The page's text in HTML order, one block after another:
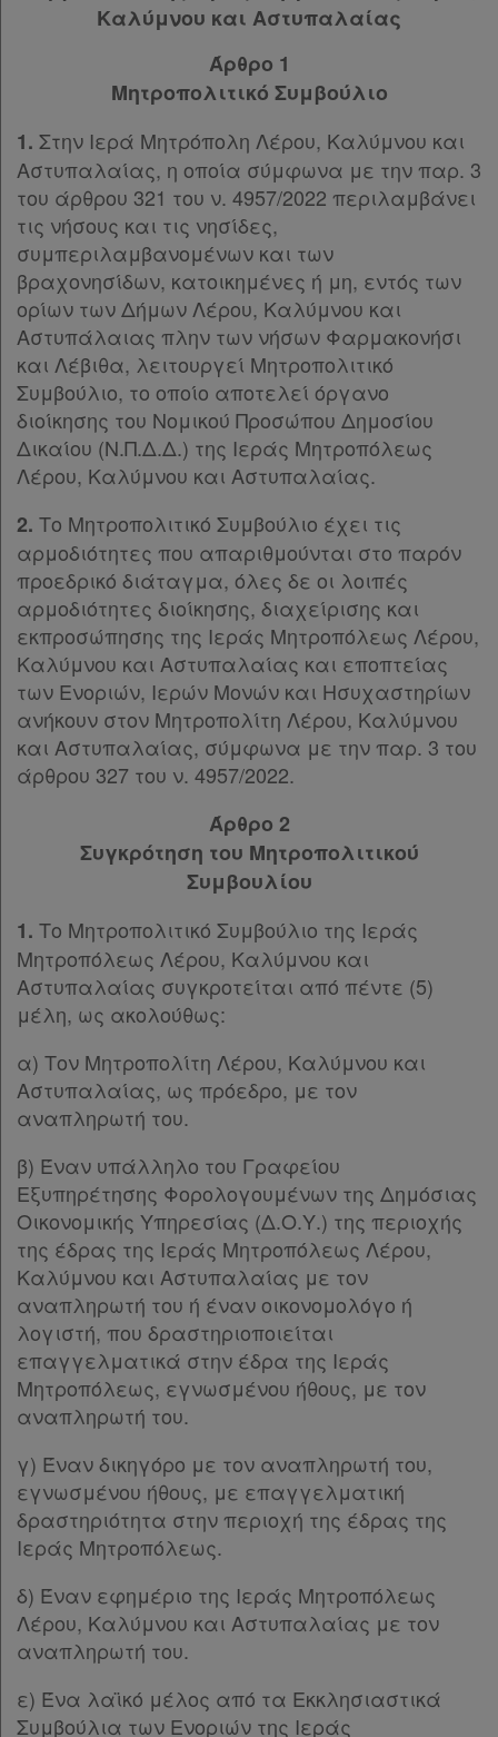
Όροι
Πολιτική
απορρήτου
και
cookies
Απόκτηση
Συνδρομής
Ατομική
συνδρομή
Ομαδικά
πακέτα
Παροχές
σε
συνδρομητές
Ενεργοί
συνδρομητές
αγαπημένα
μου
Οι
σημειώσεις
μου
Ψάχνω
και
δε
βρίσκω
Παρ.9
Παρ.1
Παρ.2
Παρ.3
Άρθρο 14
Άρθρο 15
[-]
Παρ.1
Παρ.2
Παρ.3
Άρθρο 16
[-]
Παρ.1
Παρ.2
Παρ.3
Παρ.4
Παρ.5
Άρθρο 17 [-]
Παρ.1
Παρ.2
Άρθρο 18 [-]
Παρ.1
Παρ.2
Άρθρο 19
[-]
Παρ.1
Παρ.2
Παρ.3
Παρ.4
Άρθρο 20 [-]
Παρ.3
Παρ.4
Παρ.5
Άρθρο 21 [-]
Παρ.2
Άρθρο 22 [-]
Παρ.1
Παρ.2
Παρ.3
Άρθρο 23 [-]
Παρ.1
Παρ.2
Παρ.3
Παρ.4
Παρ.5
Παρ.6
Παρ.7
Παρ.8
Παρ.9
Άρθρο 24 [-]
Παρ.1
Παρ.2
Παρ.4
Παρ.5
Παρ.6
Παρ.7
Παρ.8
Καλύμνου και Αστυπαλαίας
Άρθρο 1
Μητροπολιτικό Συμβούλιο
1. Στην Ιερά Μητρόπολη Λέρου, Καλύμνου και
Αστυπαλαίας, η οποία σύμφωνα με την παρ. 3
του άρθρου 321 του ν. 4957/2022 περιλαμβάνει
τις νήσους και τις νησίδες,
συμπεριλαμβανομένων και των
βραχονησίδων, κατοικημένες ή μη, εντός των
ορίων των Δήμων Λέρου, Καλύμνου και
Αστυπάλαιας πλην των νήσων Φαρμακονήσι
και Λέβιθα, λειτουργεί Μητροπολιτικό
Συμβούλιο, το οποίο αποτελεί όργανο
διοίκησης του Νομικού Προσώπου Δημοσίου
Δικαίου (Ν.Π.Δ.Δ.) της Ιεράς Μητροπόλεως
Λέρου, Καλύμνου και Αστυπαλαίας.
2. Το Μητροπολιτικό Συμβούλιο έχει τις
αρμοδιότητες που απαριθμούνται στο παρόν
προεδρικό διάταγμα, όλες δε οι λοιπές
αρμοδιότητες διοίκησης, διαχείρισης και
εκπροσώπησης της Ιεράς Μητροπόλεως Λέρου,
Καλύμνου και Αστυπαλαίας και εποπτείας
των Ενοριών, Ιερών Μονών και Ησυχαστηρίων
ανήκουν στον Μητροπολίτη Λέρου, Καλύμνου
και Αστυπαλαίας, σύμφωνα με την παρ. 3 του
άρθρου 327 του ν. 4957/2022.
Άρθρο 2
Συγκρότηση του Μητροπολιτικού
Συμβουλίου
1. Το Μητροπολιτικό Συμβούλιο της Ιεράς
Μητροπόλεως Λέρου, Καλύμνου και
Αστυπαλαίας συγκροτείται από πέντε (5)
μέλη, ως ακολούθως:
α) Τον Μητροπολίτη Λέρου, Καλύμνου και
Αστυπαλαίας, ως πρόεδρο, με τον
αναπληρωτή του.
β) Έναν υπάλληλο του Γραφείου
Εξυπηρέτησης Φορολογουμένων της Δημόσιας
Οικονομικής Υπηρεσίας (Δ.Ο.Υ.) της περιοχής
της έδρας της Ιεράς Μητροπόλεως Λέρου,
Καλύμνου και Αστυπαλαίας με τον
αναπληρωτή του ή έναν οικονομολόγο ή
λογιστή, που δραστηριοποιείται
επαγγελματικά στην έδρα της Ιεράς
Μητροπόλεως, εγνωσμένου ήθους, με τον
αναπληρωτή του.
γ) Έναν δικηγόρο με τον αναπληρωτή του,
εγνωσμένου ήθους, με επαγγελματική
δραστηριότητα στην περιοχή της έδρας της
Ιεράς Μητροπόλεως.
δ) Έναν εφημέριο της Ιεράς Μητροπόλεως
Λέρου, Καλύμνου και Αστυπαλαίας με τον
αναπληρωτή του.
ε) Ένα λαϊκό μέλος από τα Εκκλησιαστικά
Συμβούλια των Ενοριών της Ιεράς